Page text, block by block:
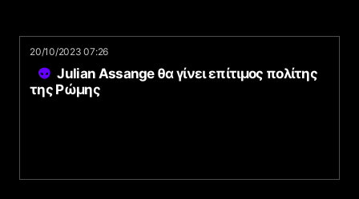
20/10/2023 07:26
Julian Assange θα γίνει επίτιμος πολίτης
της Ρώμης